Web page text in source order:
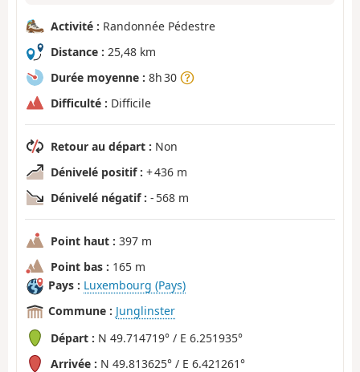
Activité : Randonnée Pédestre
Distance : 25,48 km
Durée moyenne : 8h 30
Difficulté : Difficile
Retour au départ : Non
Dénivelé positif : + 436 m
Dénivelé négatif : - 568 m
Point haut : 397 m
Point bas : 165 m
Pays : Luxembourg (Pays)
Commune : Junglinster
Départ : N 49.714719° / E 6.251935°
Arrivée : N 49.813625° / E 6.421261°